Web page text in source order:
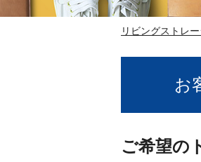
リビングストレ
お
ご希望の